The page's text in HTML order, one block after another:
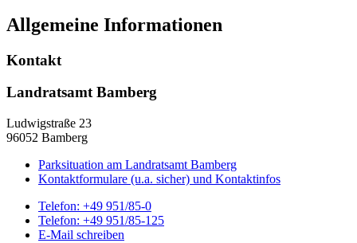
Allgemeine Informationen
Kontakt
Landratsamt Bamberg
Ludwigstraße 23
96052 Bamberg
Parksituation am Landratsamt Bamberg
Kontaktformulare (u.a. sicher) und Kontaktinfos
Telefon: +49 951/85-0
Telefon: +49 951/85-125
E-Mail schreiben